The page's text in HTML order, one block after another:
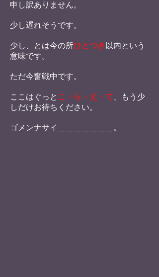
申し訳ありません。
少し遅れそうです。
少し、とは今の所ひとつき以内という
意味です。
ただ今奮戦中です。
ここはぐっと こ・ら・え・て、もう少
しだけお待ちください。
ゴメンナサイ＿＿＿＿＿＿＿。